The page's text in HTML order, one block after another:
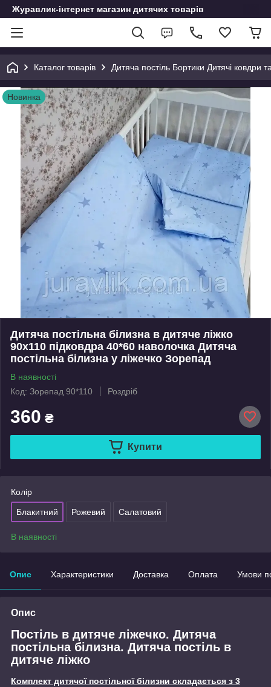
Журавлик-інтернет магазин дитячих товарів
Каталог товарів Дитяча постіль Бортики Дитячі ковдри
Новинка
Дитяча постільна білизна в дитяче ліжко
90х110 підковдра 40*60 наволочка Дитяча
постільна білизна у ліжечко Зорепад
В наявності
Код: Зорепад 90*110
Роздріб
360 ₴
Купити
Колір
Блакитний Рожевий Салатовий
В наявності
Опис Характеристики Доставка Оплата Умови
Опис
Постіль в дитяче ліжечко. Дитяча
постільна білизна. Дитяча постіль в
дитяче ліжко
Комплект дитячої постільної білизни складається з 3